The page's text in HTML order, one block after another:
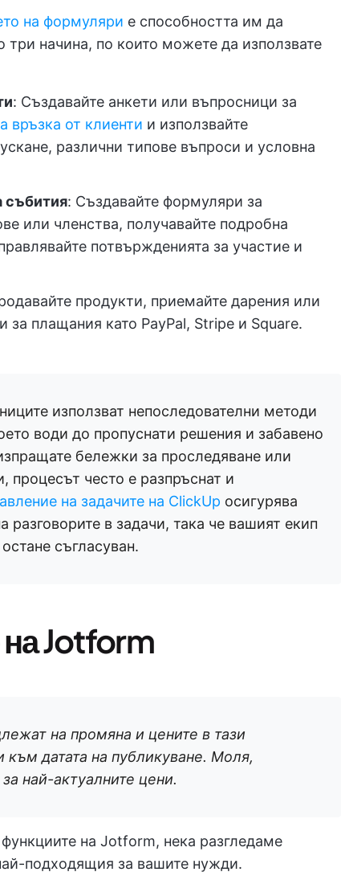
на формуляри е способността им да
три начина, по които можете да използвате
: Създавайте анкети или въпросници за
връзка от клиенти и използвайте
различни типове въпроси и условна
събития: Създавайте формуляри за
или членства, получавайте подробна
потвържденията за участие и
продукти, приемайте дарения или
за плащания като PayPal, Stripe и Square.
използват непоследователни методи
води до пропуснати решения и забавено
бележки за проследяване или
процесът често е разпръснат и
на задачите на ClickUp осигурява
разговорите в задачи, така че вашият екип
съгласуван.
Jotform
на промяна и цените в тази
към датата на публикуване. Моля,
най-актуалните цени.
функциите на Jotform, нека разгледаме
подходящия за вашите нужди.